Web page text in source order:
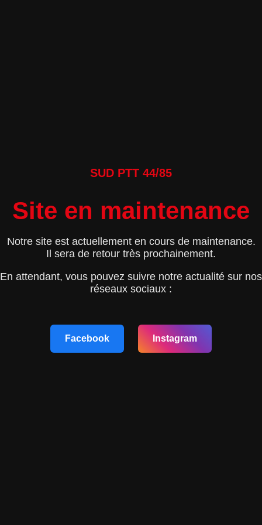
SUD PTT 44/85
Site en maintenance
Notre site est actuellement en cours de maintenance.
Il sera de retour très prochainement.
En attendant, vous pouvez suivre notre actualité sur nos
réseaux sociaux :
Facebook Instagram